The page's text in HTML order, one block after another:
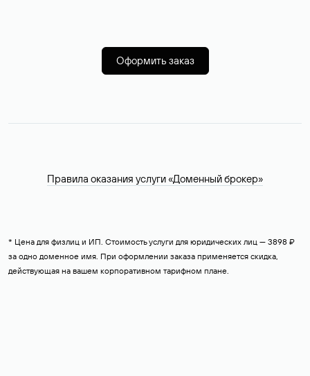
Оформить заказ
Правила оказания услуги «Доменный брокер»
* Цена для физлиц и ИП. Стоимость услуги для юридических лиц — 3898 ₽
за одно доменное имя. При оформлении заказа применяется скидка,
действующая на вашем корпоративном тарифном плане.